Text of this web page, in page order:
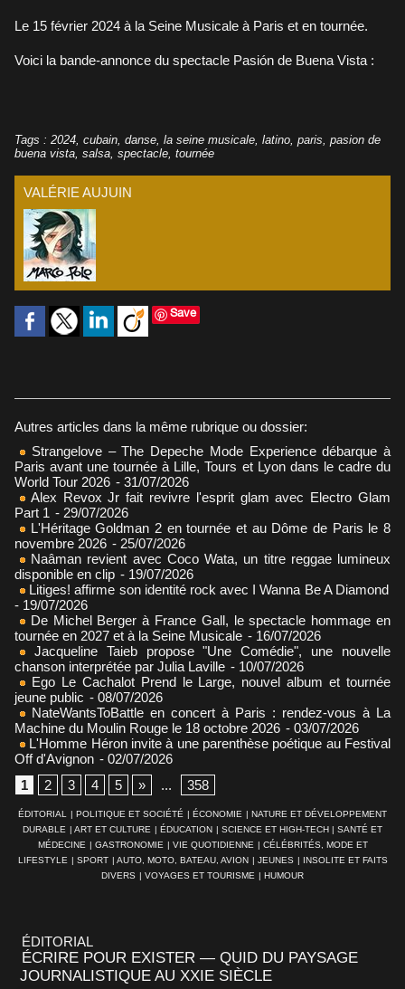
Le 15 février 2024 à la Seine Musicale à Paris et en tournée.
Voici la bande-annonce du spectacle Pasión de Buena Vista :
Tags : 2024 cubain danse la seine musicale latino paris pasion de
buena vista salsa spectacle tournée
VALÉRIE AUJUIN
Save
Autres articles dans la même rubrique ou dossier:
Strangelove – The Depeche Mode Experience débarque à
Paris avant une tournée à Lille, Tours et Lyon dans le cadre du
World Tour 2026 - 31/07/2026
Alex Revox Jr fait revivre l'esprit glam avec Electro Glam
Part 1 - 29/07/2026
L'Héritage Goldman 2 en tournée et au Dôme de Paris le 8
novembre 2026 - 25/07/2026
Naâman revient avec Coco Wata, un titre reggae lumineux
disponible en clip - 19/07/2026
Litiges! affirme son identité rock avec I Wanna Be A Diamond
- 19/07/2026
De Michel Berger à France Gall, le spectacle hommage en
tournée en 2027 et à la Seine Musicale - 16/07/2026
Jacqueline Taieb propose "Une Comédie", une nouvelle
chanson interprétée par Julia Laville - 10/07/2026
Ego Le Cachalot Prend le Large, nouvel album et tournée
jeune public - 08/07/2026
NateWantsToBattle en concert à Paris : rendez-vous à La
Machine du Moulin Rouge le 18 octobre 2026 - 03/07/2026
L'Homme Héron invite à une parenthèse poétique au Festival
Off d'Avignon - 02/07/2026
1
2 3 4 5 » ... 358
ÉDITORIAL | POLITIQUE ET SOCIÉTÉ | ÉCONOMIE | NATURE ET DÉVELOPPEMENT
DURABLE | ART ET CULTURE | ÉDUCATION | SCIENCE ET HIGH-TECH | SANTÉ ET
MÉDECINE | GASTRONOMIE | VIE QUOTIDIENNE | CÉLÉBRITÉS, MODE ET
LIFESTYLE | SPORT | AUTO, MOTO, BATEAU, AVION | JEUNES | INSOLITE ET FAITS
DIVERS | VOYAGES ET TOURISME | HUMOUR
ÉDITORIAL
ÉCRIRE POUR EXISTER — QUID DU PAYSAGE
JOURNALISTIQUE AU XXIE SIÈCLE